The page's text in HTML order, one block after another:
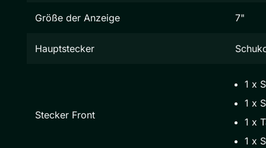
Größe der Anzeige 7"
Hauptstecker
Stecker Front
1 x
1 x
1 x
1 x